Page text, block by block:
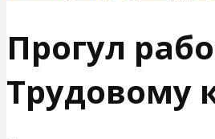
Прогул
Трудовому